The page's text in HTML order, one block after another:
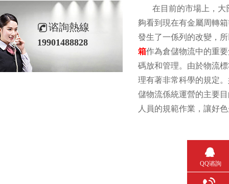
在目前的市場上，大
夠看到現在有金屬周轉
發生了一係列的改變，
箱作為倉儲物流中的重
碼放和管理。由於物流
理有著非常科學的規定
儲物流係統運營的主要
人員的規範作業，讓好
谘詢熱線
19901488828
QQ谘詢